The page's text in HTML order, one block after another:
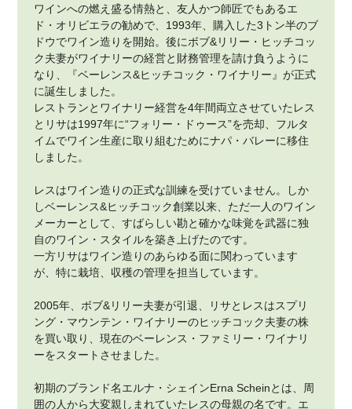
ワインへの燃え盛る情熱と、友人かつ師匠でもあるエ
ド・オリビエラの勧めで、1993年、購入した3トン半のブ
ドウでワイン造りを開始。後にボブ&リリー・ヒッチコッ
ク夫妻がワイナリーの経営と財務管理を請け負うように
なり、『ベーレンス&ヒッチコック・ワイナリー』が正式
に誕生しました。
レストランとワイナリー経営を4年間両立させていたレス
とリサは1997年に“フォリー・ドゥース”を売却、フルタ
イムでワイン生産に取り組むためにナパ・バレーに移住
しました。
レスはワイン造りの正式な訓練を受けていません。しか
しベーレンス&ヒッチコック創業以来、ただ一人のワイン
メーカーとして、すばらしい勘と確かな味覚を武器に独
自のワイン・スタイルを築き上げたのです。
一方リサはワイン造りのあらゆる面に関わっています
が、特に栽培、収穫の管理を担当しています。
2005年、ボブ&リリー夫妻が引退、リサとレスはスプリ
ング・マウンテン・ワイナリーのヒッチコック夫妻の株
を買い取り、現在のベーレンス・ファミリー・ワイナリ
ーをスタートさせました。
初期のブランド名エルナ・シェインErna Scheinとは、周
囲の人から大変親しまれていたレスの母親の名です。エ